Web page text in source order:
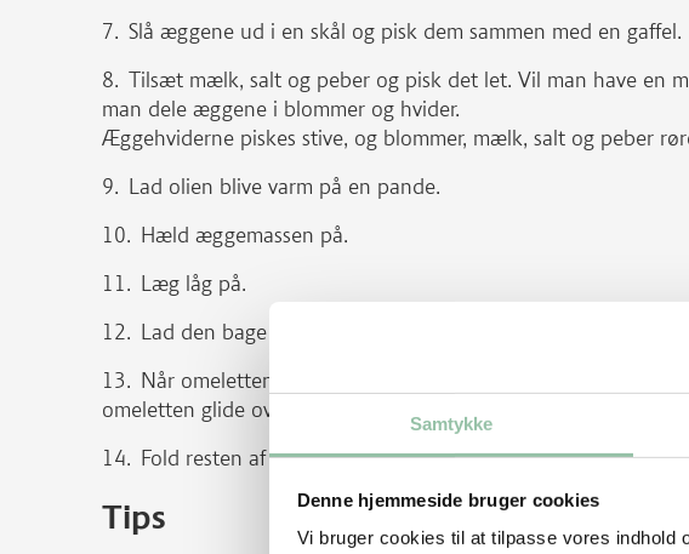
Samtykke
Denne hjemmeside bruger cookies
Vi bruger cookies til at tilpasse vores indhold
Slå æggene ud i en skål og pisk dem sammen med en gaffel.
Tilsæt mælk, salt og peber og pisk det let. Vil man have en
man dele æggene i blommer og hvider.
Æggehviderne piskes stive, og blommer, mælk, salt og peber
Lad olien blive varm på en pande.
Hæld æggemassen på.
Læg låg på.
Lad den bage ved svag varme ca. 10 minutter.
Når omeletten er gennembagt løsnes den forsigtigt fra
omeletten glide over på et serveringsfad. Fordel
Fold resten af omeletten over.
Tips